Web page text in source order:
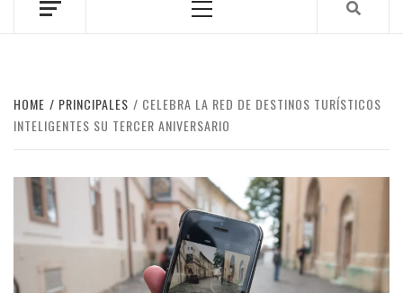
Menu
HOME PRINCIPALES
CELEBRA LA RED DE DESTINOS TURÍSTICOS
INTELIGENTES SU TERCER ANIVERSARIO